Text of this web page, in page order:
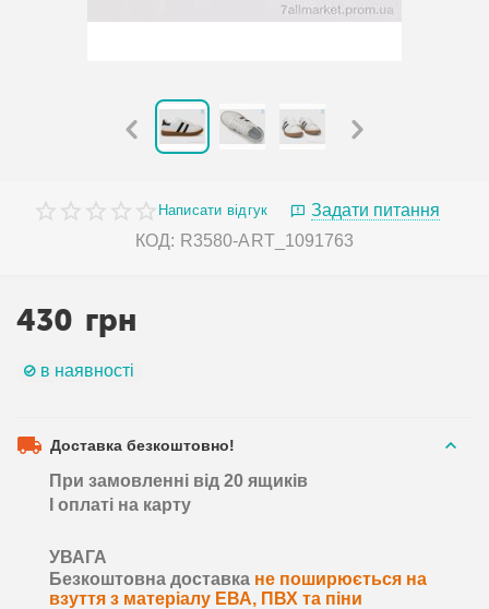
Написати відгук
Задати питання
КОД: R3580-ART_1091763
430 грн
в наявності
Доставка безкоштовно!
При замовленні від 20 ящиків
І оплаті на карту
УВАГА
Безкоштовна доставка не поширюється на
взуття з матеріалу ЕВА, ПВХ та піни